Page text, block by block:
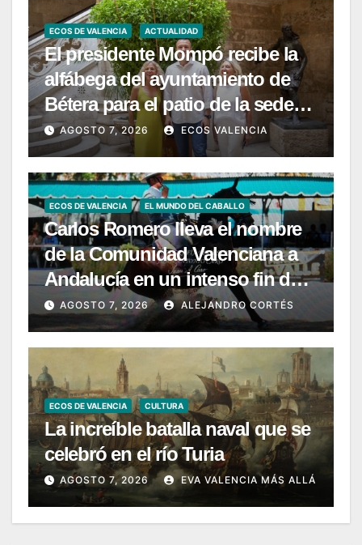
ECOS DE VALENCIA ACTUALIDAD
El presidente Mompó recibe la
alfábega del ayuntamiento de
Bétera para el patio de la sede
de la Diputación
AGOSTO 7, 2026 ECOS VALENCIA
ECOS DE VALENCIA EL MUNDO DEL CABALLO
Carlos Romero lleva el nombre
de la Comunidad Valenciana a
Andalucía en un intenso fin de
semana de Doma Vaquera
AGOSTO 7, 2026 ALEJANDRO CORTÉS
ECOS DE VALENCIA CULTURA
La increíble batalla naval que se
celebró en el río Turia
AGOSTO 7, 2026 EVA VALENCIA MÁS ALLÁ